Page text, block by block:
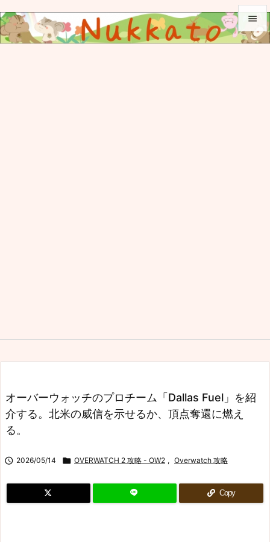


オーバーウォッチのプロチーム「Dallas Fuel」を紹
介する。北米の威信を示せるか、頂点奪還に燃え
る。
 2026/05/14  OVERWATCH 2 攻略 - OW2 , Overwatch 攻略
Copy